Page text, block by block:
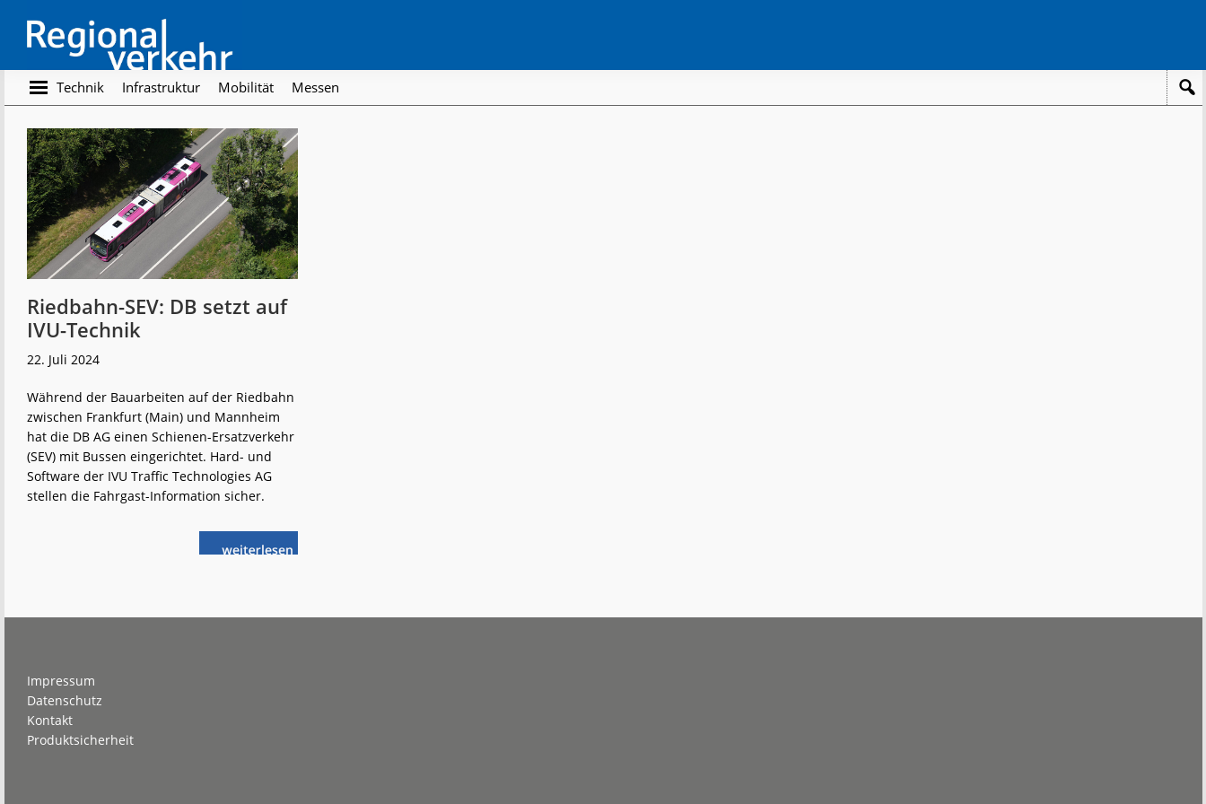
main
content
footer
Regionalverkehr
Die
Fachzeitschrift
den
Öffentlichen
Personennahverkehr
Technik Infrastruktur Mobilität Messen
Riedbahn-SEV: DB setzt auf
IVU-Technik
22. Juli 2024
Während der Bauarbeiten auf der Riedbahn
zwischen Frankfurt (Main) und Mannheim
hat die DB AG einen Schienen-Ersatzverkehr
(SEV) mit Bussen eingerichtet. Hard- und
Software der IVU Traffic Technologies AG
stellen die Fahrgast-Information sicher.
weiterlese
nRiedbahn-
Impressum
Datenschutz
Kontakt
Produktsicherheit